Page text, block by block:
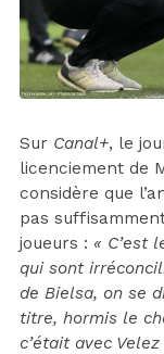
Sur Canal+, le
licenciement de
considère que
pas
joueurs : « C’est
qui sont
de Bielsa, on se
titre, hormis le
c’était avec